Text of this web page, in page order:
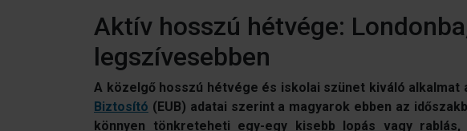
Aktív hosszú hétvége:
legszívesebben
A közelgő hosszú hétvége és iskolai szünet kiváló
Biztosító (EUB) adatai szerint a magyarok ebben az
könnyen tönkreteheti egy-egy kisebb lopás vagy